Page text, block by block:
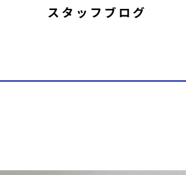
スタッフブログ